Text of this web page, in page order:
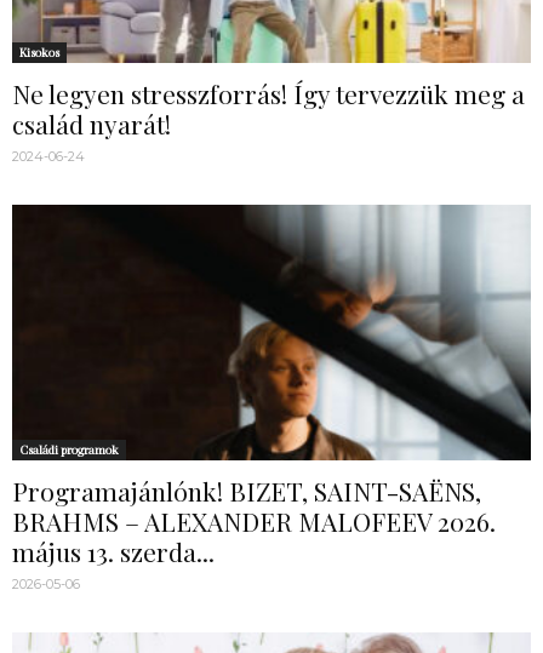
Kisokos
Ne legyen stresszforrás! Így tervezzük meg a
család nyarát!
2024-06-24
Családi programok
Programajánlónk! BIZET, SAINT-SAËNS,
BRAHMS – ALEXANDER MALOFEEV 2026.
május 13. szerda...
2026-05-06